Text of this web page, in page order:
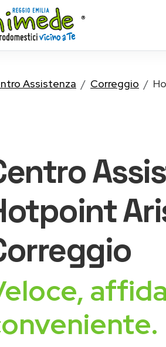
Assistenza Correggio